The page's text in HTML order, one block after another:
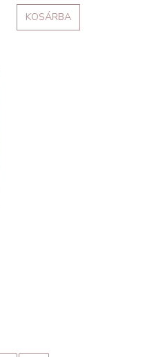
KOSÁRBA